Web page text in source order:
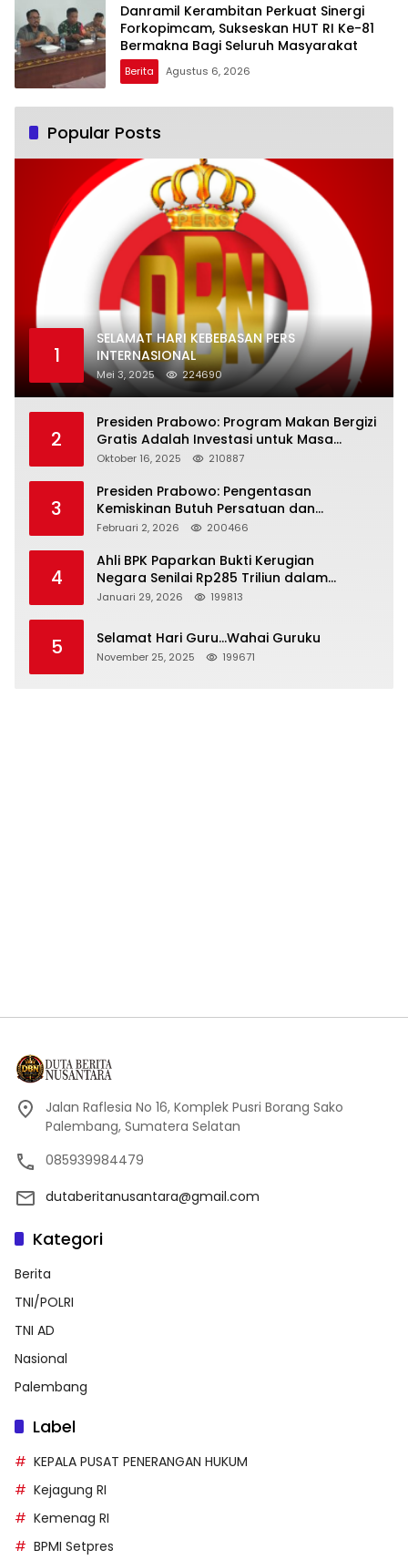
Danramil Kerambitan Perkuat Sinergi
Forkopimcam, Sukseskan HUT RI Ke-81
Bermakna Bagi Seluruh Masyarakat
Berita Agustus 6, 2026
Popular Posts
1
SELAMAT HARI KEBEBASAN PERS
INTERNASIONAL
Mei 3, 2025 224690
2
Presiden Prabowo: Program Makan Bergizi
Gratis Adalah Investasi untuk Masa
Depan Bangsa
Oktober 16, 2025 210887
3
Presiden Prabowo: Pengentasan
Kemiskinan Butuh Persatuan dan
Kepemimpinan yang Bertanggung Jawab
Februari 2, 2026 200466
4
Ahli BPK Paparkan Bukti Kerugian
Negara Senilai Rp285 Triliun dalam
Persidangan Korupsi PT Pertamina
Januari 29, 2026 199813
5 Selamat Hari Guru…Wahai Guruku
November 25, 2025 199671
Jalan Raflesia No 16, Komplek Pusri Borang Sako
Palembang, Sumatera Selatan
085939984479
dutaberitanusantara@gmail.com
Kategori
Berita
TNI/POLRI
TNI AD
Nasional
Palembang
Label
KEPALA PUSAT PENERANGAN HUKUM
Kejagung RI
Kemenag RI
BPMI Setpres